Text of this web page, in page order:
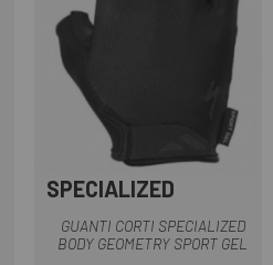
SPECIALIZED
GUANTI CORTI SPECIALIZED
BODY GEOMETRY SPORT GEL